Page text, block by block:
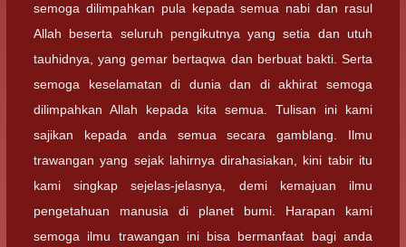
semoga dilimpahkan pula kepada semua nabi dan rasul
Allah beserta seluruh pengikutnya yang setia dan utuh
tauhidnya, yang gemar bertaqwa dan berbuat bakti. Serta
semoga keselamatan di dunia dan di akhirat semoga
dilimpahkan Allah kepada kita semua. Tulisan ini kami
sajikan kepada anda semua secara gamblang. Ilmu
trawangan yang sejak lahirnya dirahasiakan, kini tabir itu
kami singkap sejelas-jelasnya, demi kemajuan ilmu
pengetahuan manusia di planet bumi. Harapan kami
semoga ilmu trawangan ini bisa bermanfaat bagi anda